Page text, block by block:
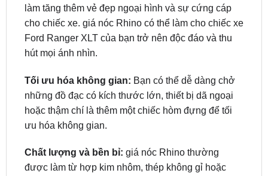
Ford Ranger XLT của bạn trở nên độc đáo và thu
hút mọi ánh nhìn.
Tối ưu hóa không gian:
hoặc thậm chí là thêm một chiếc hòm đựng để tối
ưu hóa không gian.
Chất lượng và bền bỉ:
nhựa ABS, mang lại độ bền và khả năng chịu tải
cao.